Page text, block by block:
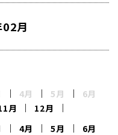
月
4月 5月
6月
月
12月
4月 5月
6月